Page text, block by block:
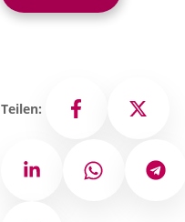
Teilen: Facebook X
LinkedIn WhatsApp